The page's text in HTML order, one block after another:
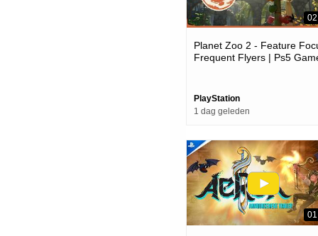
Planet Zoo 2 - Feature
Frequent Flyers | Ps5
PlayStation
1 dag geleden